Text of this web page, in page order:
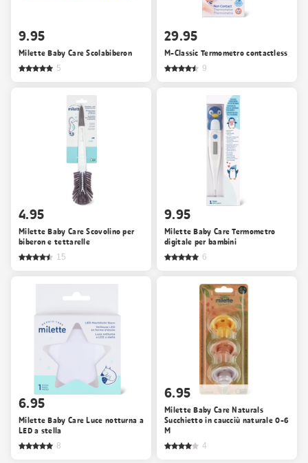
9.95
Milette Baby Care Scolabiberon
5
29.95
M-Classic Termometro contactless
9
4.95
Milette Baby Care Scovolino per
biberon e tettarelle
15
9.95
Milette Baby Care Termometro
digitale per bambini
6
6.95
Milette Baby Care Luce notturna a
LED a stella
8
6.95
Milette Baby Care Naturals
Succhietto in caucciù naturale 0-6
M
4